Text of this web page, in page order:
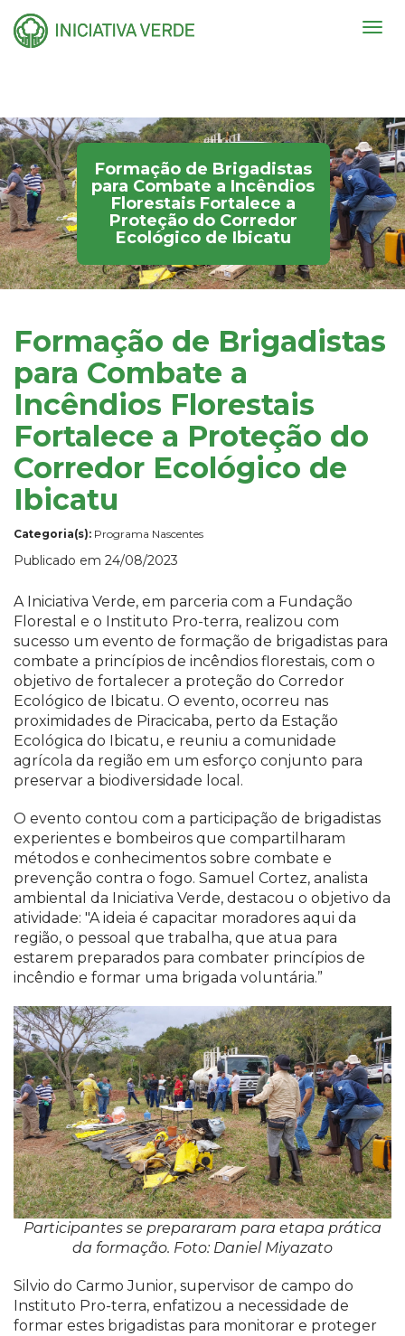
Formação de Brigadistas
para Combate a Incêndios
Florestais Fortalece a
Proteção do Corredor
Ecológico de Ibicatu
Formação de Brigadistas
para Combate a
Incêndios Florestais
Fortalece a Proteção do
Corredor Ecológico de
Ibicatu
Categoria(s): Programa Nascentes
Publicado em 24/08/2023
A Iniciativa Verde, em parceria com a Fundação
Florestal e o Instituto Pro-terra, realizou com
sucesso um evento de formação de brigadistas para
combate a princípios de incêndios florestais, com o
objetivo de fortalecer a proteção do Corredor
Ecológico de Ibicatu. O evento, ocorreu nas
proximidades de Piracicaba, perto da Estação
Ecológica do Ibicatu, e reuniu a comunidade
agrícola da região em um esforço conjunto para
preservar a biodiversidade local.
O evento contou com a participação de brigadistas
experientes e bombeiros que compartilharam
métodos e conhecimentos sobre combate e
prevenção contra o fogo. Samuel Cortez, analista
ambiental da Iniciativa Verde, destacou o objetivo da
atividade: "A ideia é capacitar moradores aqui da
região, o pessoal que trabalha, que atua para
estarem preparados para combater princípios de
incêndio e formar uma brigada voluntária.”
Participantes se prepararam para etapa prática
da formação. Foto: Daniel Miyazato
Silvio do Carmo Junior, supervisor de campo do
Instituto Pro-terra, enfatizou a necessidade de
formar estes brigadistas para monitorar e proteger